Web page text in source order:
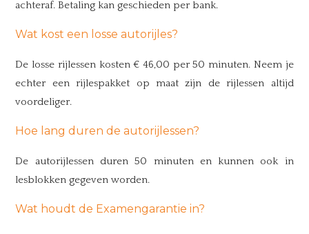
achteraf. Betaling kan geschieden per bank.
Wat kost een losse autorijles?
De losse rijlessen kosten € 46,00 per 50 minuten. Neem je
echter een rijlespakket op maat zijn de rijlessen altijd
voordeliger.
Hoe lang duren de autorijlessen?
De autorijlessen duren 50 minuten en kunnen ook in
lesblokken gegeven worden.
Wat houdt de Examengarantie in?